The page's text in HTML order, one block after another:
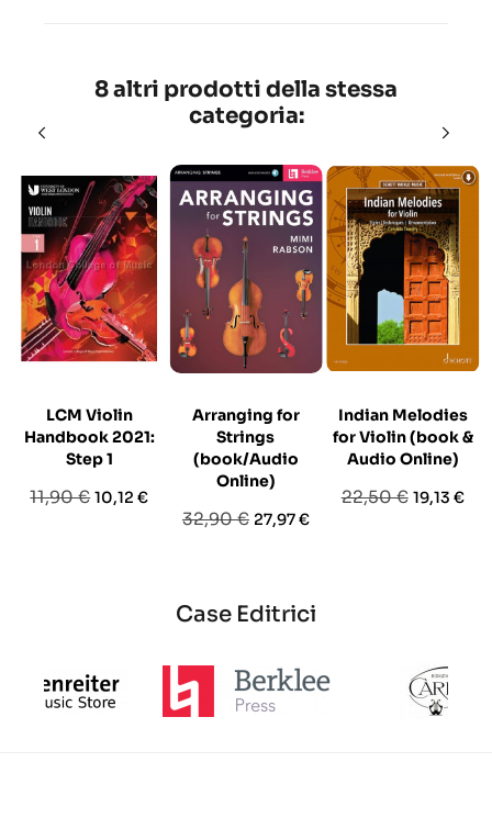
8 altri prodotti della stessa
categoria:
LCM Violin
Handbook 2021:
Step 1
Prezzo
11,90 €Prezzo
10,12 €
Arranging for
Strings
(book/Audio
Online)
Prezzo
32,90 € Prezzo
27,97 €
Indian Melodies
for Violin (book &
Audio Online)
Prezzo
22,50 € Prezzo
19,13 €
Case Editrici